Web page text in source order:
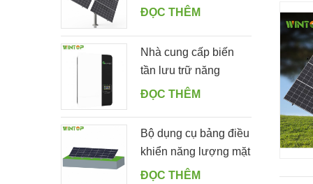
một hàng kép thông
ĐỌC THÊM
Nhà cung cấp biến
tần lưu trữ năng
lượng mặt trời ngoài
ĐỌC THÊM
Bộ dụng cụ bảng điều
khiển năng lượng mặt
trời gắn trên mặt đất
ĐỌC THÊM